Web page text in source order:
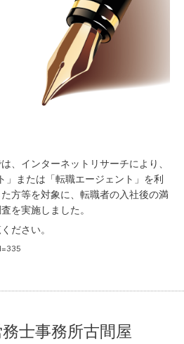
、インターネットリサーチにより、
」または「転職エージェント」を利
方等を対象に、転職者の入社後の満
を実施しました。
ださい。
士事務所古間屋